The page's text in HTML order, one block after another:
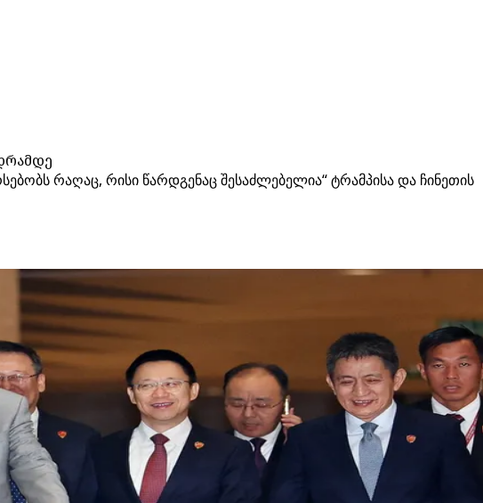
რაღაც, რისი წარდგენაც შესაძლებელია“ ტრამპისა და ჩინეთის